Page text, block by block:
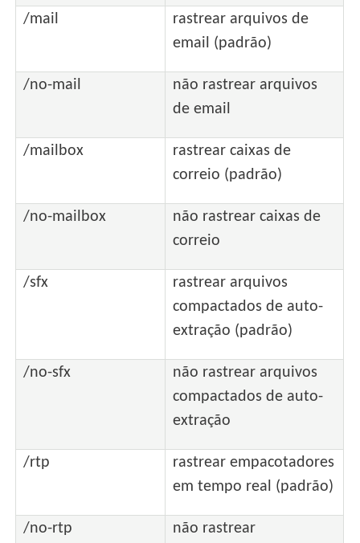
/mail
rastrear arquivos de
email (padrão)
/no-mail
não rastrear arquivos
de email
/mailbox
rastrear caixas de
correio (padrão)
/no-mailbox
não rastrear caixas de
correio
/sfx
rastrear arquivos
compactados de auto-
extração (padrão)
/no-sfx
não rastrear arquivos
compactados de auto-
extração
/rtp
rastrear empacotadores
em tempo real (padrão)
/no-rtp
não rastrear